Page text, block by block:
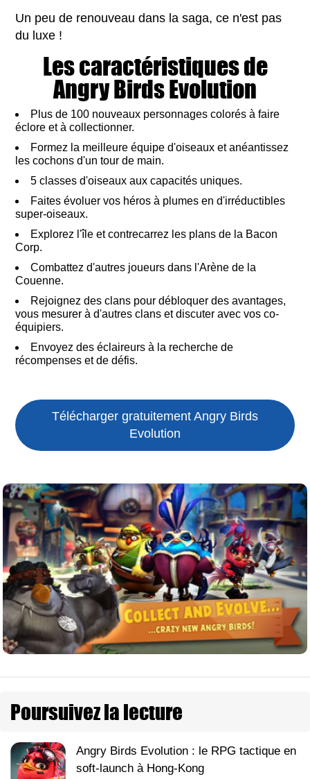
Un peu de renouveau dans la saga, ce n'est pas
du luxe !
Les caractéristiques de
Angry Birds Evolution
Plus de 100 nouveaux personnages colorés à faire
éclore et à collectionner.
Formez la meilleure équipe d'oiseaux et anéantissez
les cochons d'un tour de main.
5 classes d'oiseaux aux capacités uniques.
Faites évoluer vos héros à plumes en d'irréductibles
super-oiseaux.
Explorez l'île et contrecarrez les plans de la Bacon
Corp.
Combattez d'autres joueurs dans l'Arène de la
Couenne.
Rejoignez des clans pour débloquer des avantages,
vous mesurer à d'autres clans et discuter avec vos co-
équipiers.
Envoyez des éclaireurs à la recherche de
récompenses et de défis.
Télécharger gratuitement Angry Birds
Evolution
Poursuivez la lecture
Angry Birds Evolution : le RPG tactique en
soft-launch à Hong-Kong